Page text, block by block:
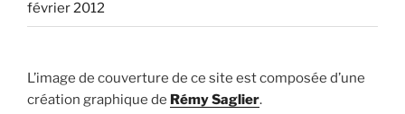
février 2012
L’image de couverture de ce site est composée d’une
création graphique de Rémy Saglier.